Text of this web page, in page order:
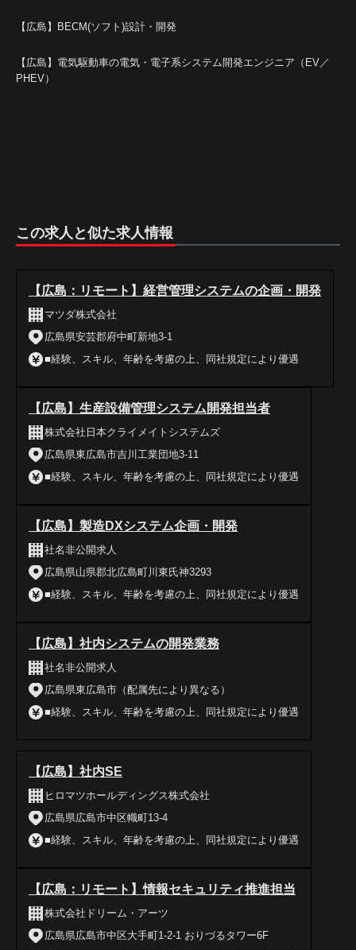
【広島】BECM(ソフト)設計・開発
【広島】電気駆動車の電気・電子系システム開発エンジニア（EV／
PHEV）
この求人と似た求人情報
【広島：リモート】経営管理システムの企画・開発
マツダ株式会社
広島県安芸郡府中町新地3-1
■経験、スキル、年齢を考慮の上、同社規定により優遇
【広島】生産設備管理システム開発担当者
株式会社日本クライメイトシステムズ
広島県東広島市吉川工業団地3-11
■経験、スキル、年齢を考慮の上、同社規定により優遇
【広島】製造DXシステム企画・開発
社名非公開求人
広島県山県郡北広島町川東氏神3293
■経験、スキル、年齢を考慮の上、同社規定により優遇
【広島】社内システムの開発業務
社名非公開求人
広島県東広島市（配属先により異なる）
■経験、スキル、年齢を考慮の上、同社規定により優遇
【広島】社内SE
ヒロマツホールディングス株式会社
広島県広島市中区幟町13-4
■経験、スキル、年齢を考慮の上、同社規定により優遇
【広島：リモート】情報セキュリティ推進担当
株式会社ドリーム・アーツ
広島県広島市中区大手町1-2-1 おりづるタワー6F